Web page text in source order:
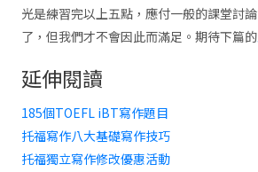
光是練習完以上五點，應付一般的課堂討
了，但我們才不會因此而滿足。期待下篇的
延伸閱讀
185個TOEFL iBT寫作題目
托福寫作八大基礎寫作技巧
托福獨立寫作修改優惠活動